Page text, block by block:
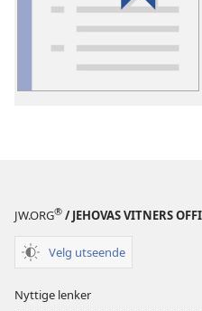
JW.ORG® / JEHOVAS VITNERS
Velg utseende
Nyttige lenker